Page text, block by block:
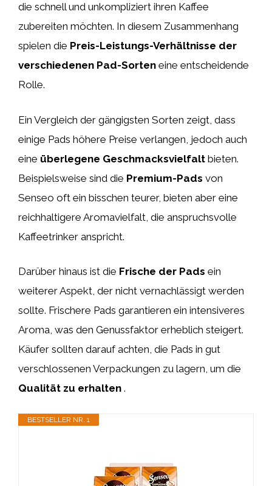
die schnell und unkompliziert ihren Kaffee
zubereiten möchten. In diesem Zusammenhang
spielen die Preis-Leistungs-Verhältnisse der
verschiedenen Pad-Sorten eine entscheidende
Rolle.
Ein Vergleich der gängigsten Sorten zeigt, dass
einige Pads höhere Preise verlangen, jedoch auch
eine überlegene Geschmacksvielfalt bieten.
Beispielsweise sind die Premium-Pads von
Senseo oft ein bisschen teurer, bieten aber eine
reichhaltigere Aromavielfalt, die anspruchsvolle
Kaffeetrinker anspricht.
Darüber hinaus ist die Frische der Pads ein
weiterer Aspekt, der nicht vernachlässigt werden
sollte. Frischere Pads garantieren ein intensiveres
Aroma, was den Genussfaktor erheblich steigert.
Käufer sollten darauf achten, die Pads in gut
verschlossenen Verpackungen zu lagern, um die
Qualität zu erhalten .
BESTSELLER NR. 1